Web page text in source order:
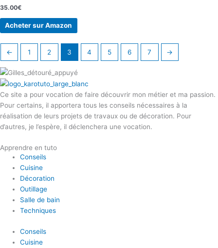
35.00€
Acheter sur Amazon
← 1 2 3 4 5 6 7 →
Ce site a pour vocation de faire découvrir mon métier et ma passion.
Pour certains, il apportera tous les conseils nécessaires à la
réalisation de leurs projets de travaux ou de décoration. Pour
d’autres, je l’espère, il déclenchera une vocation.
Apprendre en tuto
Conseils
Cuisine
Décoration
Outillage
Salle de bain
Techniques
Conseils
Cuisine